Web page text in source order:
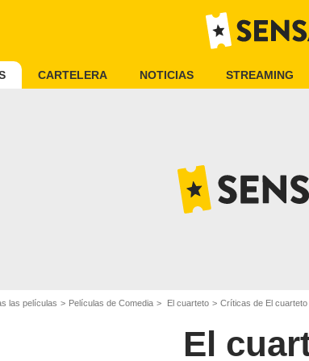
CARTELERA NOTICIAS STREAMING
las películas Películas de Comedia El cuarteto Críticas de El cuarteto
El